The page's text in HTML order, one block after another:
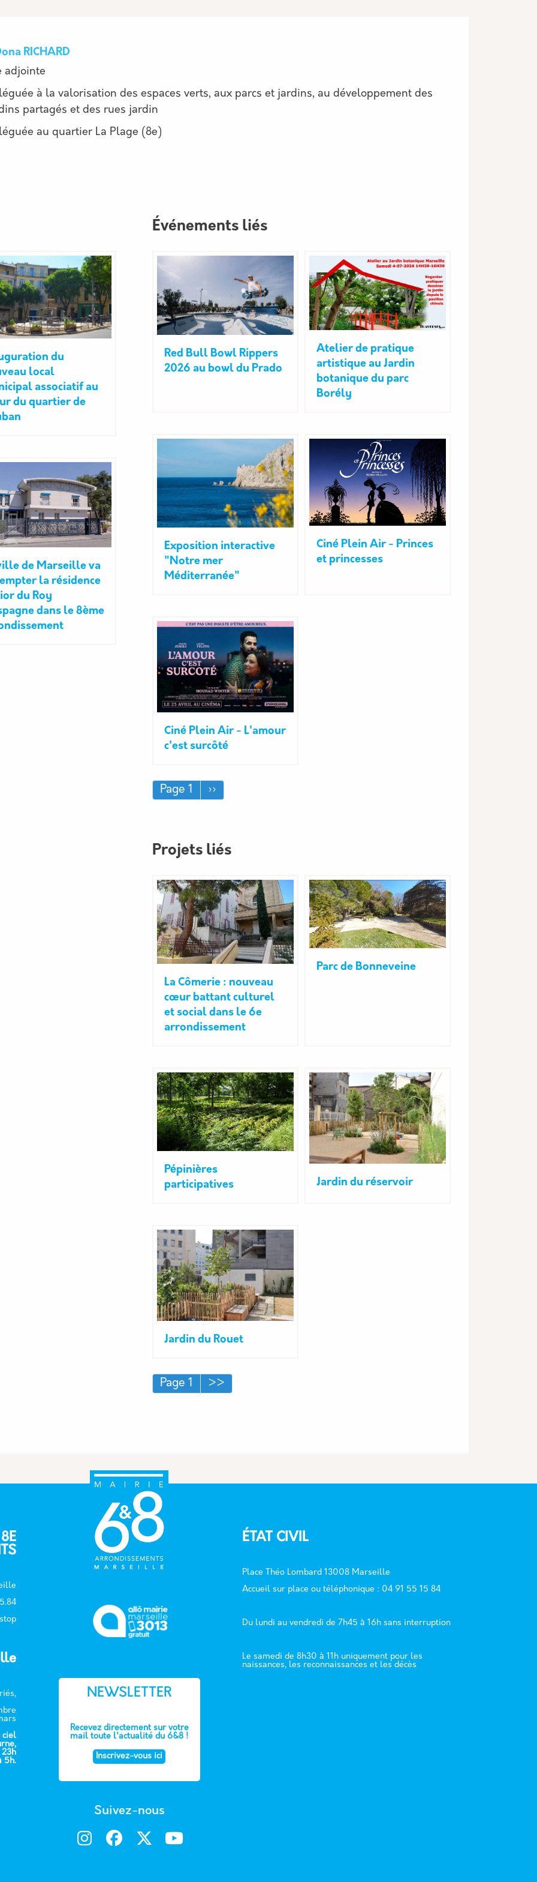
RICHARD
adjointe
à la valorisation des espaces verts, aux parcs et jardins, au développement des
partagés et des rues jardin
au quartier La Plage (8e)
du
local
associatif au
du quartier de
de Marseille va
la résidence
du Roy
dans le 8ème
Événements liés
Red Bull Bowl Rippers
2026 au bowl du Prado
Atelier de pratique
artistique au Jardin
botanique du parc
Borély
Exposition interactive
"Notre mer
Méditerranée"
Ciné Plein Air - Princes
et princesses
Ciné Plein Air - L'amour
c'est surcôté
Pagination
Page 1 Page suivante
››
Projets liés
La Cômerie : nouveau
cœur battant culturel
et social dans le 6e
arrondissement
Parc de Bonneveine
Pépinières
participatives
Jardin du réservoir
Jardin du Rouet
Pagination
Page 1 Page suivante
>>
ciel
5h.
NEWSLETTER
Recevez directement sur votre
mail toute l'actualité du 6&8 !
Inscrivez-vous ici
Suivez-nous
ÉTAT CIVIL
Place Théo Lombard 13008 Marseille
Accueil sur place ou téléphonique : 04 91 55 15 84
Du lundi au vendredi de 7h45 à 16h sans interruption
Le samedi de 8h30 à 11h uniquement pour les
naissances, les reconnaissances et les décès